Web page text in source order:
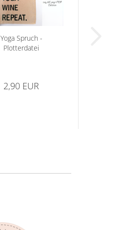
Yoga Spruch -
Plotterdatei
2,90 EUR